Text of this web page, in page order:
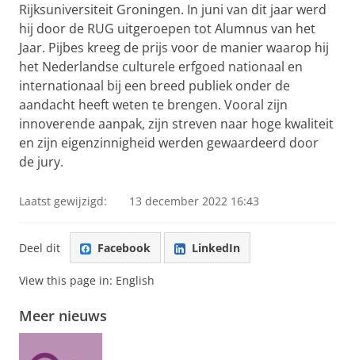
Rijksuniversiteit Groningen. In juni van dit jaar werd
hij door de RUG uitgeroepen tot Alumnus van het
Jaar. Pijbes kreeg de prijs voor de manier waarop hij
het Nederlandse culturele erfgoed nationaal en
internationaal bij een breed publiek onder de
aandacht heeft weten te brengen. Vooral zijn
innoverende aanpak, zijn streven naar hoge kwaliteit
en zijn eigenzinnigheid werden gewaardeerd door
de jury.
Laatst gewijzigd: 13 december 2022 16:43
Deel dit Facebook LinkedIn
View this page in: English
Meer nieuws